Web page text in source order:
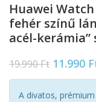
Huawei
fehér színű
acél-kerámia”
19.990Ft 11.990
A divatos,